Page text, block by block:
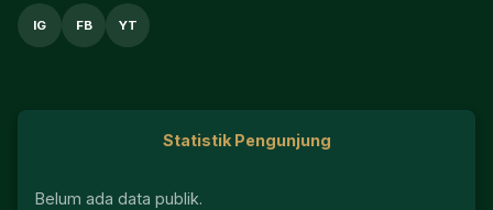
IG FB YT
Statistik Pengunjung
Belum ada data publik.